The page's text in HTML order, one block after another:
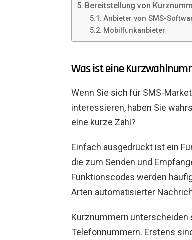
Bereitstellung von
Anbieter von SMS-
Mobilfunkanbieter
Was ist eine
Wenn Sie sich für SMS-
interessieren, haben Sie
eine kurze Zahl?
Einfach ausgedrückt ist ein
die zum Senden und
Funktionscodes werden
Arten automatisierter
Kurznummern unterscheiden
Telefonnummern. Erstens